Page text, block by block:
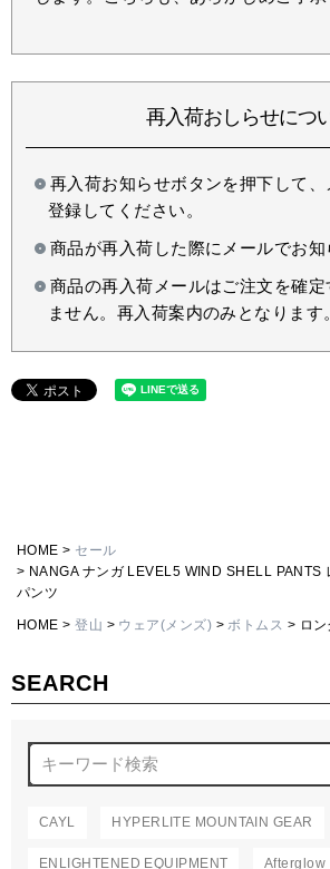
SEARCH
CAYL HYPERLITE MOUNTAIN GEAR
ENLIGHTENED EQUIPMENT Afterglow
再入荷おしらせにつ
再入荷お知らせボタンを押下して
登録してください。
商品が再入荷した際にメールでお知
商品の再入荷メールはご注文を確定
ません。再入荷案内のみとなります
HOME
セール
NANGA ナンガ LEVEL5 WIND SHELL PANTS
パンツ
HOME 登山 ウェア(メンズ) ボトムス ロン